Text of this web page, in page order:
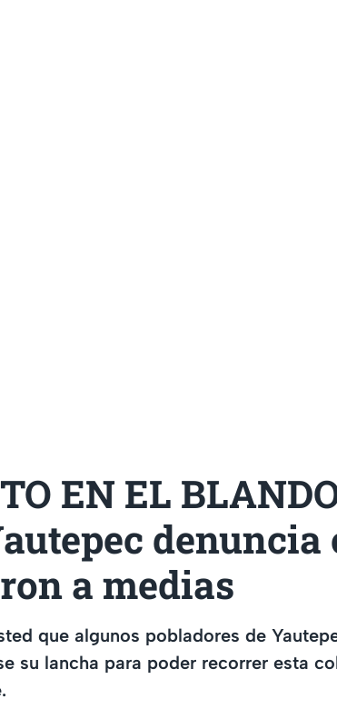
EN EL
denuncia
a medias
que algunos pobladores de
su lancha para poder recorrer esta